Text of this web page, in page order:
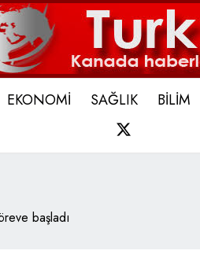
EKONOMİ SAĞLIK BİLİM
başladı